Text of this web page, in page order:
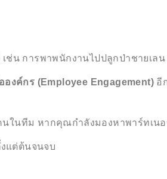
ช่น การพาพนักงานไปปลูกป่าชายเล
งค์กร (Employee Engagement) อี
นทีม หากคุณกำลังมองหาพาร์ทเน
แต่ต้นจนจบ